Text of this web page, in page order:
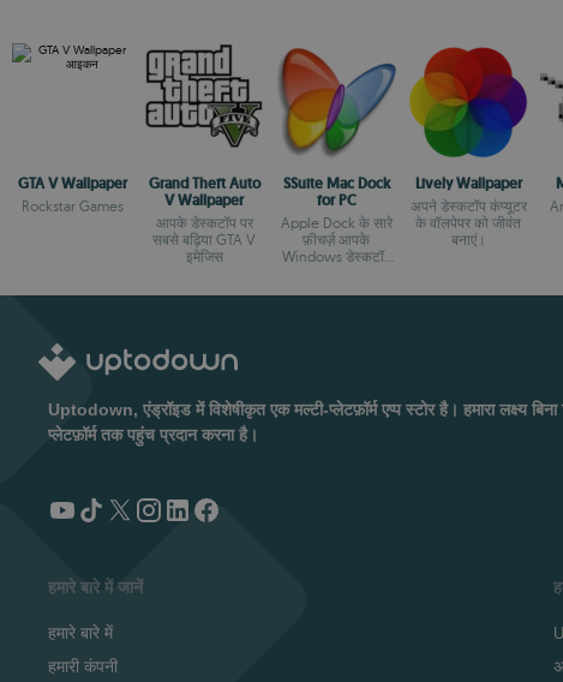
GTA V Wallpaper
Rockstar Games
Grand Theft Auto
V Wallpaper
आपके डेस्कटॉप पर
सबसे बढ़िया GTA V
इमेजिस
SSuite Mac Dock
for PC
Apple Dock के सारे
फ़ीचर्ज़ आपके
Windows डेस्कटॉप
Lively Wallpaper
अपने डेस्कटॉप कंप्यूटर
के वॉलपेपर को जीवंत
बनाएं।
Uptodown, एंड्रॉइड में विशेषीकृत एक मल्टी-प्लेटफ़ॉर्म एप्प स्टोर है। हमारा लक्ष्य
प्लेटफ़ॉर्म तक पहुंच प्रदान करना है।
हमारे बारे में जानें
हमारे बारे में
हमारी कंपनी